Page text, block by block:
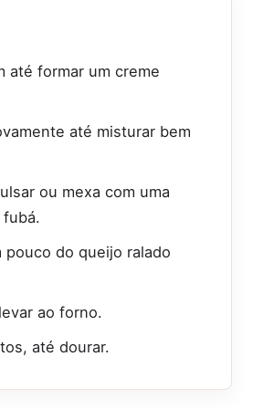
até formar um creme
até misturar bem
ou mexa com uma
pouco do queijo ralado
ao forno.
até dourar.